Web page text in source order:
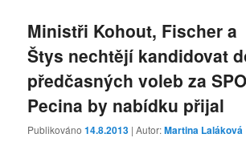
Ministři Kohout, Fischer a
Štys nechtějí kandidovat
předčasných voleb za
Pecina by nabídku přijal
Publikováno14.8.2013 | Autor:Martina Laláková